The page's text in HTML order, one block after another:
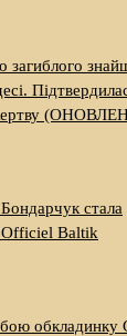
загиблого
стала
Baltik
обкладинку